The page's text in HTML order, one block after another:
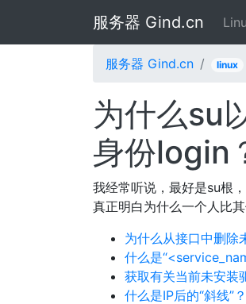
服务器 Gind.cn
服务器 Gind.cn linux
为什么su
身份login
我经常听说，最好是su根
真正明白为什么一个人比
为什么从接口中删除
什么是
获取有关当前未安装
什么是IP后的“斜线”？